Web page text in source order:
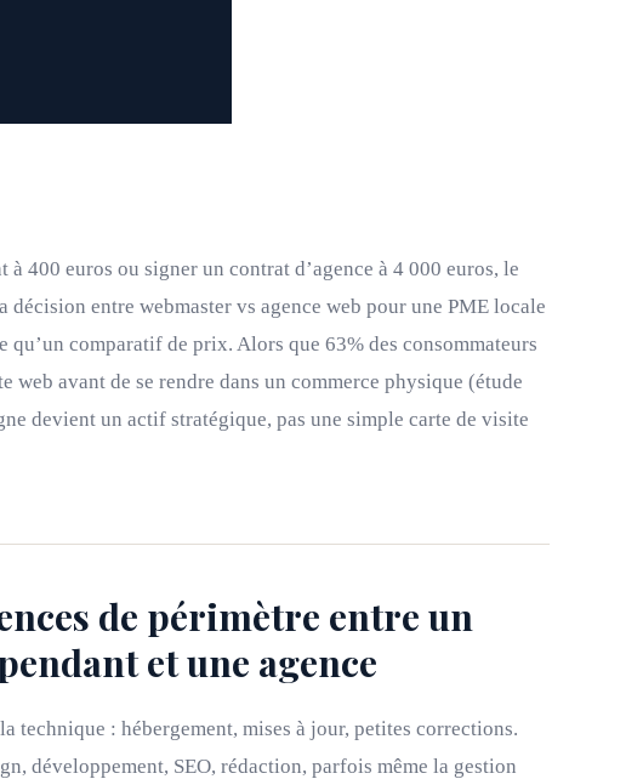
à 400 euros ou signer un contrat d’agence à 4 000 euros, le
décision entre webmaster vs agence web pour une PME locale
qu’un comparatif de prix. Alors que 63% des consommateurs
web avant de se rendre dans un commerce physique (étude
devient un actif stratégique, pas une simple carte de visite
de périmètre entre un
et une agence
technique : hébergement, mises à jour, petites corrections.
développement, SEO, rédaction, parfois même la gestion